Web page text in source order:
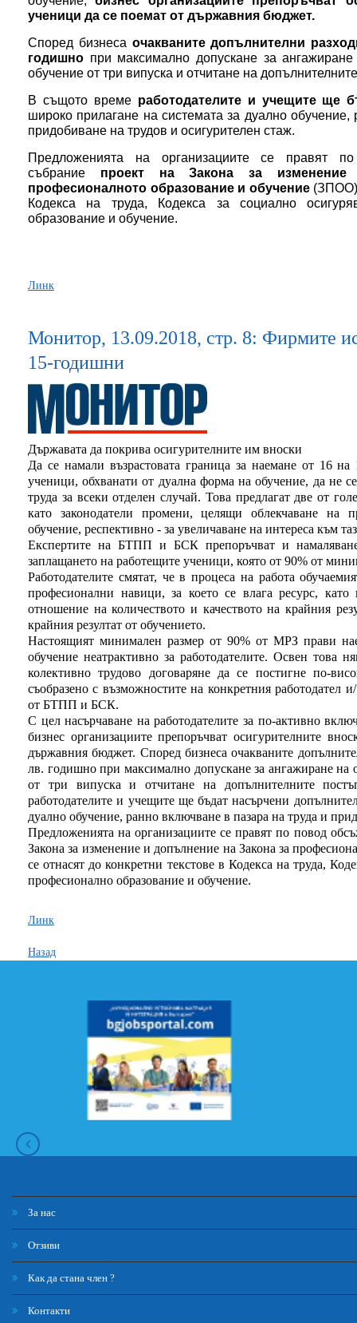
ученици да се поемат от държавния бюджет.
Според бизнеса очакваните допълнителни
годишно при максимално допускане за
обучение от три випуска и отчитане на
В същото времеработодателите и учещите ще
широко прилагане на системата за дуално
придобиване на трудов и осигурителен стаж.
Предложенията на организациите се правят
събрание проект на Закона за
професионалното образование и обучение (ЗПОО)
Кодекса на труда, Кодекса за социално
образование и обучение.
Линк
Монитор, 13.09.2018, стр. 8: Фирмите
15-годишни
Държавата да покрива осигурителните им вноски
Да се намали възрастовата граница за наемане от 16
ученици, обхванати от дуална форма на обучение, да не
труда за всеки отделен случай. Това предлагат две от
като законодатели промени, целящи облекчаване на
обучение, респективно - за увеличаване на интереса към
Експертите на БТПП и БСК препоръчват и
заплащането на работещите ученици, която от 90% от
Работодателите смятат, че в процеса на работа
професионални навици, за което се влага ресурс,
отношение на количеството и качеството на крайния
крайния резултат от обучението.
Настоящият минимален размер от 90% от МРЗ прави
обучение неатрактивно за работодателите. Освен това
колективно трудово договаряне да се постигне по-
съобразено с възможностите на конкретния работодател
от БТПП и БСК.
С цел насърчаване на работодателите за по-активно
бизнес организациите препоръчват осигурителните
държавния бюджет. Според бизнеса очакваните
лв. годишно при максимално допускане за ангажиране на
от три випуска и отчитане на допълнителните
работодателите и учещите ще бъдат насърчени
дуално обучение, ранно включване в пазара на труда и
Предложенията на организациите се правят по повод
Закона за изменение и допълнение на Закона за
се отнасят до конкретни текстове в Кодекса на труда,
професионално образование и обучение.
Линк
Назад
За нас
Отзиви
Как да стана член ?
Контакти